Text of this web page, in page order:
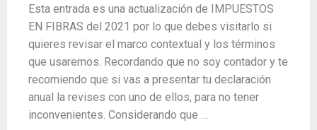
Esta entrada es una actualización de IMPUESTOS
EN FIBRAS del 2021 por lo que debes visitarlo si
quieres revisar el marco contextual y los términos
que usaremos. Recordando que no soy contador y te
recomiendo que si vas a presentar tu declaración
anual la revises con uno de ellos, para no tener
inconvenientes. Considerando que …